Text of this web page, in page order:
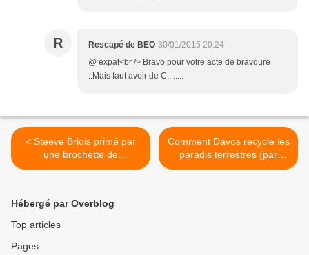
R Rescapé de BEO 30/01/2015 20:24
@ expat<br /> Bravo pour votre acte de bravoure
..Mais faut avoir de C........
< Steeve Briois primé par
une brochette de
journalistes des médias du
Comment Davos recycle les
paradis terrestres (par
Nicolas Bonnal) >
Hébergé par Overblog
Top articles
Pages